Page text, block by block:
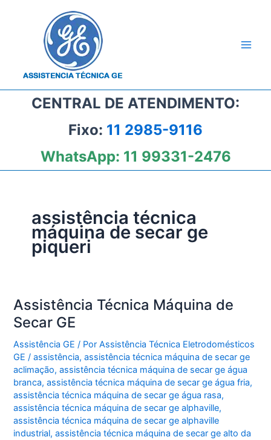
CENTRAL DE ATENDIMENTO:
Fixo: 11 2985-9116
WhatsApp: 11 99331-2476
assistência técnica
máquina de secar ge
piqueri
Assistência Técnica Máquina de
Secar GE
Assistência GE / PorAssistência Técnica Eletrodomésticos
GE/assistência,assistência técnica máquina de secar ge
aclimação,assistência técnica máquina de secar ge água
branca,assistência técnica máquina de secar ge água fria,
assistência técnica máquina de secar ge água rasa,
assistência técnica máquina de secar ge alphaville,
assistência técnica máquina de secar ge alphaville
industrial,assistência técnica máquina de secar ge alto da